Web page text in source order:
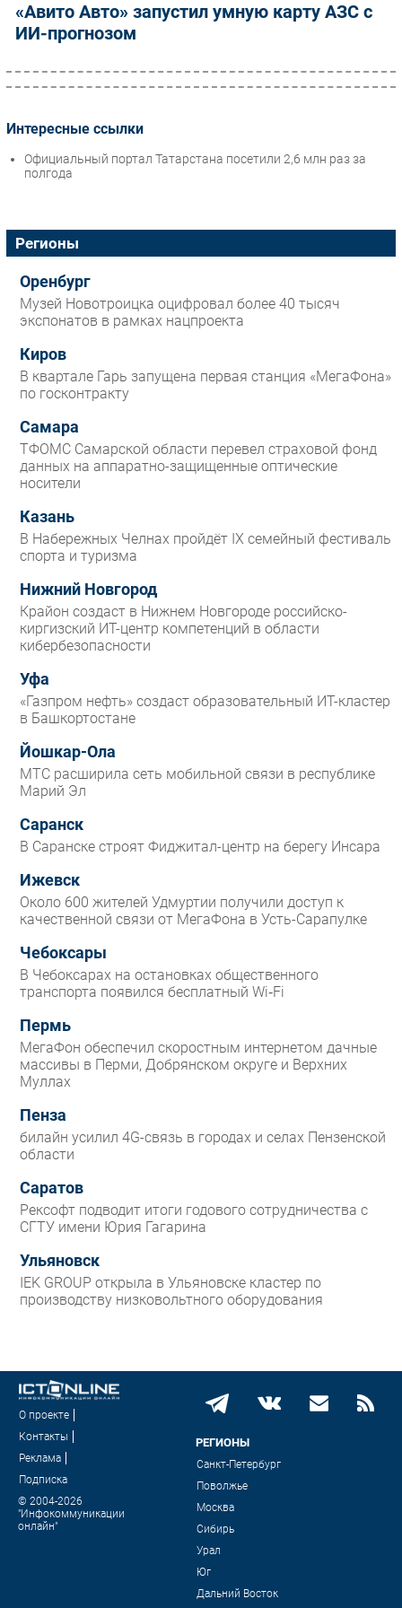
«Авито Авто» запустил умную карту АЗС с
ИИ-прогнозом
Интересные ссылки
Официальный портал Татарстана посетили 2,6 млн раз за
полгода
Регионы
Оренбург
Музей Новотроицка оцифровал более 40 тысяч
экспонатов в рамках нацпроекта
Киров
В квартале Гарь запущена первая станция «МегаФона»
по госконтракту
Самара
ТФОМС Самарской области перевел страховой фонд
данных на аппаратно-защищенные оптические
носители
Казань
В Набережных Челнах пройдёт IX семейный фестиваль
спорта и туризма
Нижний Новгород
Крайон создаст в Нижнем Новгороде российско-
киргизский ИТ-центр компетенций в области
кибербезопасности
Уфа
«Газпром нефть» создаст образовательный ИТ-кластер
в Башкортостане
Йошкар-Ола
МТС расширила сеть мобильной связи в республике
Марий Эл
Саранск
В Саранске строят Фиджитал-центр на берегу Инсара
Ижевск
Около 600 жителей Удмуртии получили доступ к
качественной связи от МегаФона в Усть-Сарапулке
Чебоксары
В Чебоксарах на остановках общественного
транспорта появился бесплатный Wi‑Fi
Пермь
МегаФон обеспечил скоростным интернетом дачные
массивы в Перми, Добрянском округе и Верхних
Муллах
Пенза
билайн усилил 4G-связь в городах и селах Пензенской
области
Саратов
Рексофт подводит итоги годового сотрудничества с
СГТУ имени Юрия Гагарина
Ульяновск
IEK GROUP открыла в Ульяновске кластер по
производству низковольтного оборудования
О проекте
Контакты
Реклама
Подписка
© 2004-2026
"Инфокоммуникации
онлайн"
РЕГИОНЫ
Санкт-Петербург
Поволжье
Москва
Сибирь
Урал
Юг
Дальний Восток